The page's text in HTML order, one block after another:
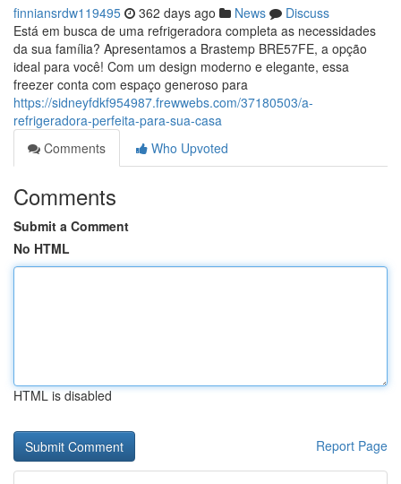
finniansrdw119495 362 days ago News
Discuss
Está em busca de uma refrigeradora completa as necessidades
da sua família? Apresentamos a Brastemp BRE57FE, a opção
ideal para você! Com um design moderno e elegante, essa
freezer conta com espaço generoso para
https://sidneyfdkf954987.frewwebs.com/37180503/a-
refrigeradora-perfeita-para-sua-casa
Comments
Who Upvoted
Comments
Submit a Comment
No HTML
HTML is disabled
Report Page